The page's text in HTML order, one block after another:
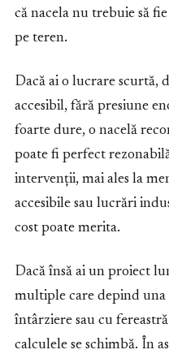
că nacela nu trebuie să
pe teren.
Dacă ai o lucrare scurtă,
accesibil, fără presiune
foarte dure, o nacelă
poate fi perfect
intervenții, mai ales la
accesibile sau lucrări
cost poate merita.
Dacă însă ai un proiect
multiple care depind una
întârziere sau cu
calculele se schimbă. În